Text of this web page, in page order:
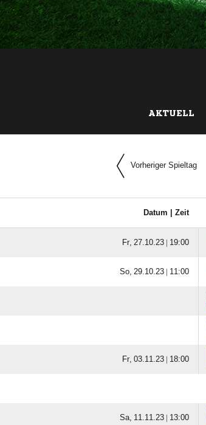
AKTUELL
Vorheriger Spieltag
Datum | Zeit
  | 
  | 
  | 
  | 